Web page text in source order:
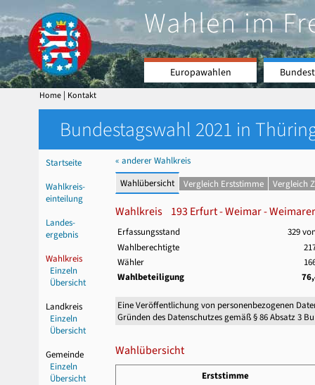
Wahlen im
Europawahlen
Home | Kontakt
Bundestagswahl 2021 in
Startseite
Wahlkreis-
einteilung
Landes-
ergebnis
Wahlkreis
Einzeln
Übersicht
Landkreis
Einzeln
Übersicht
Gemeinde
Einzeln
Übersicht
« anderer Wahlkreis
Wahlübersicht
Vergleich Erststimme Vergleich
Wahlkreis 193 Erfurt - Weimar -
Erfassungsstand
329
Wahlberechtigte
Wähler
Wahlbeteiligung
Eine Veröffentlichung von personenbezogenen
Gründen des Datenschutzes gemäß § 86 Absatz 3
Wahlübersicht
Erststimme